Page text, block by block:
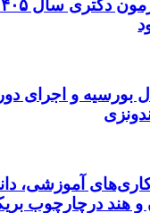
بورسیه و اجرای
آموزشی،
و هند درچارچوب